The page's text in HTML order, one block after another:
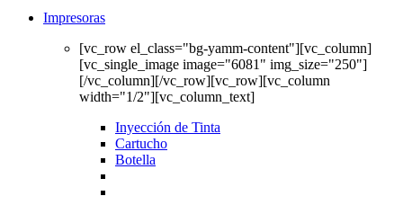
Impresoras
[vc_row el_class="bg-yamm-content"][vc_column]
[vc_single_image image="6081" img_size="250"]
[/vc_column][/vc_row][vc_row][vc_column
width="1/2"][vc_column_text]
Inyección de Tinta
Cartucho
Botella